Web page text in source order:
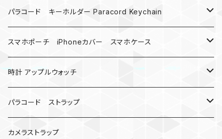
MAD MAX
バックル
バックル無し
シャックル
数珠
パラコード キーホルダー Paracord Keychain
ハロウィン
コンパス
ベルトループ
クボタン
スマホポーチ iPhoneカバー スマホケース
楽天ミニ ケース
iPhone
時計 アップルウォッチ
カナビラウォッチ
腕時計
パラコード ストラップ
サバイバルツール
カメラストラップ